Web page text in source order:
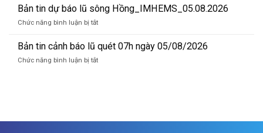
06/08/2026
quét
19h
05/08/2026
tin
báo
quét
13h
Bản tin dự báo lũ sông Hồng_IMHEMS_05.08.2026
Chức năng bình luận bị tắtở
tin
báo
Bản tin cảnh báo lũ quét 07h ngày 05/08/2026
Chức năng bình luận bị tắtở
quét